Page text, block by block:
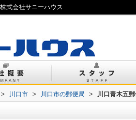
式会社サニーハウス
> 川口市 > 川口市の郵便局 > 川口青木五